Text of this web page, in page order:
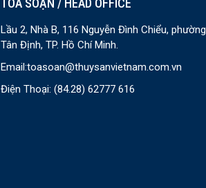
TOÀ SOẠN / HEAD OFFICE
Lầu 2, Nhà B, 116 Nguyễn Đình Chiểu, phường
Tân Định, TP. Hồ Chí Minh.
Email:toasoan@thuysanvietnam.com.vn
Điện Thoại: (84.28) 62777 616